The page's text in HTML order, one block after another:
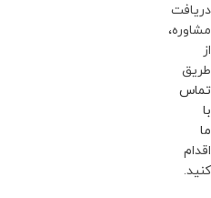
دریافت
مشاوره،
از
طریق
تماس
با
ما
اقدام
کنید.